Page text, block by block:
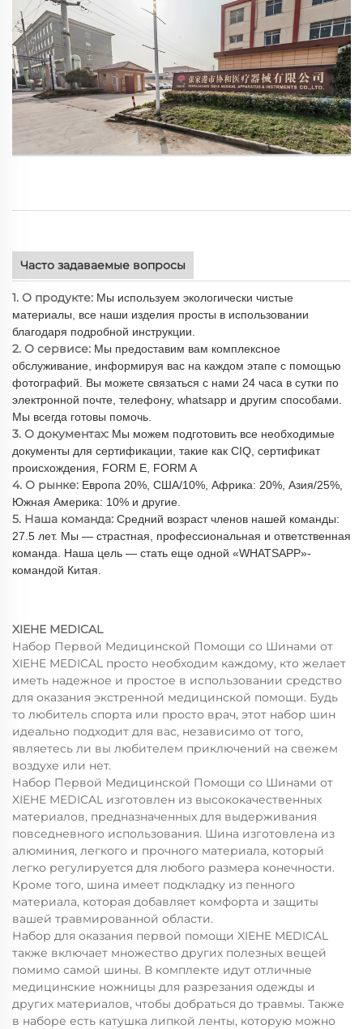
Часто задаваемые вопросы
1. О продукте: Мы используем экологически чистые
материалы, все наши изделия просты в использовании
благодаря подробной инструкции.
2. О сервисе: Мы предоставим вам комплексное
обслуживание, информируя вас на каждом этапе с помощью
фотографий. Вы можете связаться с нами 24 часа в сутки по
электронной почте, телефону, whatsapp и другим способами.
Мы всегда готовы помочь.
3. О документах: Мы можем подготовить все необходимые
документы для сертификации, такие как CIQ, сертификат
происхождения, FORM E, FORM A
4. О рынке: Европа 20%, США/10%, Африка: 20%, Азия/25%,
Южная Америка: 10% и другие.
5. Наша команда: Средний возраст членов нашей команды:
27.5 лет. Мы — страстная, профессиональная и ответственная
команда. Наша цель — стать еще одной «WHATSAPP»-
командой Китая.
XIEHE MEDICAL
Набор Первой Медицинской Помощи со Шинами от
XIEHE MEDICAL просто необходим каждому, кто желает
иметь надежное и простое в использовании средство
для оказания экстренной медицинской помощи. Будь
то любитель спорта или просто врач, этот набор шин
идеально подходит для вас, независимо от того,
являетесь ли вы любителем приключений на свежем
воздухе или нет.
Набор Первой Медицинской Помощи со Шинами от
XIEHE MEDICAL изготовлен из высококачественных
материалов, предназначенных для выдерживания
повседневного использования. Шина изготовлена из
алюминия, легкого и прочного материала, который
легко регулируется для любого размера конечности.
Кроме того, шина имеет подкладку из пенного
материала, которая добавляет комфорта и защиты
вашей травмированной области.
Набор для оказания первой помощи XIEHE MEDICAL
также включает множество других полезных вещей
помимо самой шины. В комплекте идут отличные
медицинские ножницы для разрезания одежды и
других материалов, чтобы добраться до травмы. Также
в наборе есть катушка липкой ленты, которую можно